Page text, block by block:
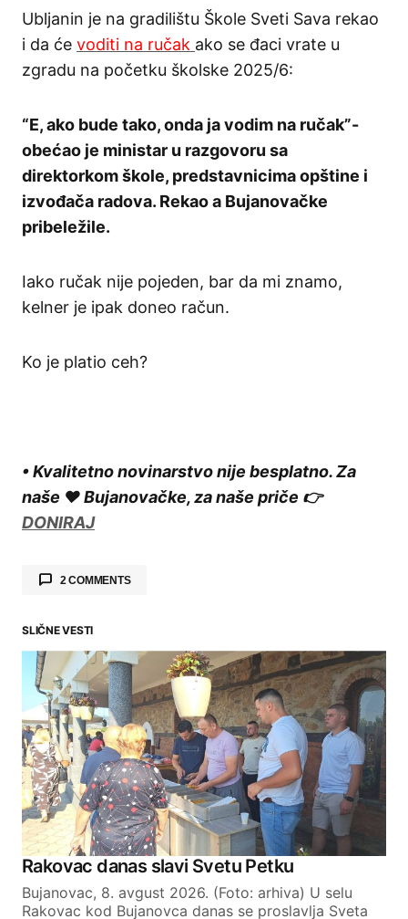
Ubljanin je na gradilištu Škole Sveti Sava rekao
i da će voditi na ručak ako se đaci vrate u
zgradu na početku školske 2025/6:
“E, ako bude tako, onda ja vodim na ručak”-
obećao je ministar u razgovoru sa
direktorkom škole, predstavnicima opštine i
izvođača radova. Rekao a Bujanovačke
pribeležile.
Iako ručak nije pojeden, bar da mi znamo,
kelner je ipak doneo račun.
Ko je platio ceh?
• Kvalitetno novinarstvo nije besplatno. Za
naše ❤️ Bujanovačke, za naše priče 👉
DONIRAJ
2 COMMENTS
02.04.2026. at 23:02
Ma boli gi stojko njih za Bujanovac!!!Bitan je
njegov UB dodju i odu nego što li onaj
Mitrović Tužni misli kad padne vlast dali će
ga jede apsana.
Reply
Dejan says:
02.04.2026. at 20:38
SLIČNE VESTI
Rakovac danas slavi Svetu Petku
Bujanovac, 8. avgust 2026. (Foto: arhiva) U selu
Rakovac kod Bujanovca danas se proslavlja Sveta